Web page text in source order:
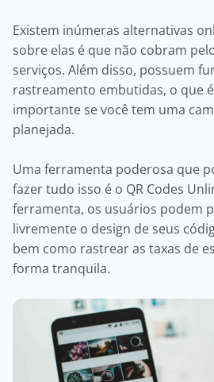
Existem inúmeras alternativas
sobre elas é que não cobram
serviços. Além disso, possuem
rastreamento embutidas, o que
importante se você tem uma
planejada.
Uma ferramenta poderosa que
fazer tudo isso é o QR Codes
ferramenta, os usuários podem
livremente o design de seus
bem como rastrear as taxas de
forma tranquila.